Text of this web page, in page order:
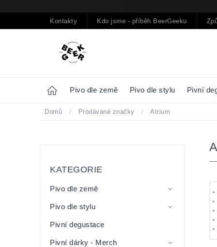
na
Kontakty Kdo jsme - příběh BeerGeeku
Home Pivo dle země Pivo dle stylu Pivní
Domů / Prodávané značky / Atrium
panel
KATEGORIE
Pivo dle země
Pivo dle stylu
Pivní degustace
Pivní dárky - Merch